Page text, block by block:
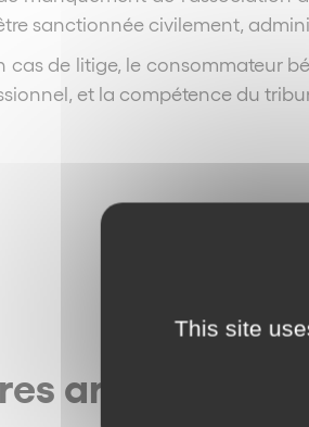
sanctionnée civilement,
cas de litige, le consommateur
et la compétence du
articles
This site